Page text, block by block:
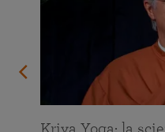
Kriya Yoga: la